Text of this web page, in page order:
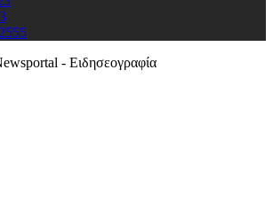
2555
- Ειδησεογραφία